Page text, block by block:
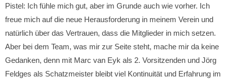
Pistel: Ich fühle mich gut, aber im Grunde auch wie vorher. Ich
freue mich auf die neue Herausforderung in meinem Verein und
natürlich über das Vertrauen, dass die Mitglieder in mich setzen.
Aber bei dem Team, was mir zur Seite steht, mache mir da keine
Gedanken, denn mit Marc van Eyk als 2. Vorsitzenden und Jörg
Feldges als Schatzmeister bleibt viel Kontinuität und Erfahrung im